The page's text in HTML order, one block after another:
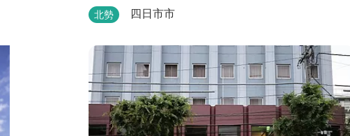
北勢 四日市市